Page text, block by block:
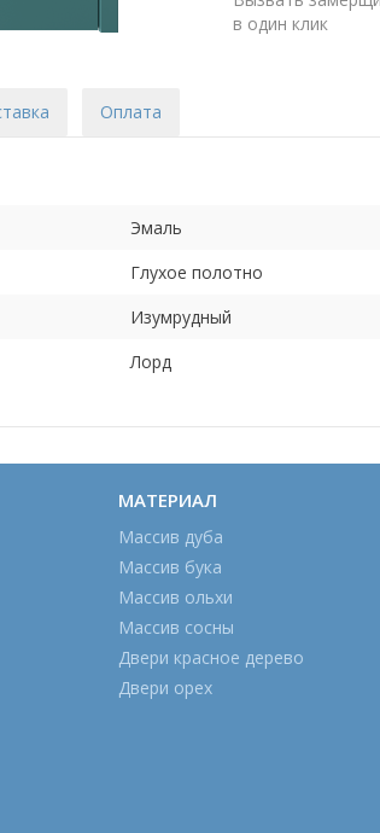
в один клик
Оплата
Эмаль
Глухое полотно
Изумрудный
Лорд
МАТЕРИАЛ
Массив дуба
Массив бука
Массив ольхи
Массив сосны
Двери красное дерево
Двери орех